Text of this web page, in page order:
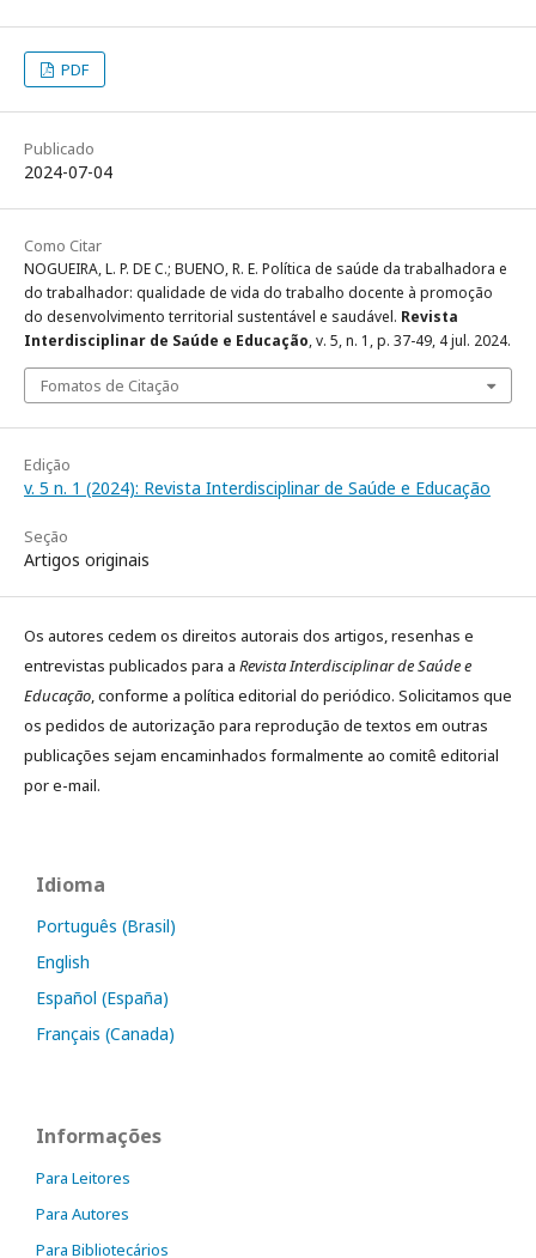
PDF
Publicado
2024-07-04
Como Citar
NOGUEIRA, L. P. DE C.; BUENO, R. E. Política de saúde da trabalhadora e
do trabalhador: qualidade de vida do trabalho docente à promoção
do desenvolvimento territorial sustentável e saudável. Revista
Interdisciplinar de Saúde e Educação, v. 5, n. 1, p. 37-49, 4 jul. 2024.
Fomatos de Citação
Edição
v. 5 n. 1 (2024): Revista Interdisciplinar de Saúde e Educação
Seção
Artigos originais
Os autores cedem os direitos autorais dos artigos, resenhas e
entrevistas publicados para a Revista Interdisciplinar de Saúde e
Educação, conforme a política editorial do periódico. Solicitamos que
os pedidos de autorização para reprodução de textos em outras
publicações sejam encaminhados formalmente ao comitê editorial
por e-mail.
Idioma
Português (Brasil)
English
Español (España)
Français (Canada)
Informações
Para Leitores
Para Autores
Para Bibliotecários